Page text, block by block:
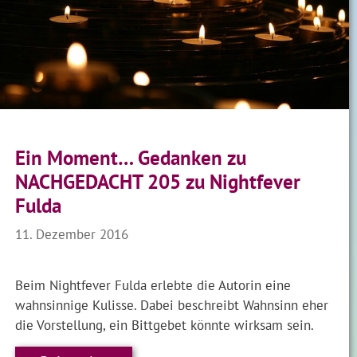
Ein Moment… Gedanken zu
NACHGEDACHT 205 zu Nightfever
Fulda
11. Dezember 2016
Beim Nightfever Fulda erlebte die Autorin eine
wahnsinnige Kulisse. Dabei beschreibt Wahnsinn eher
die Vorstellung, ein Bittgebet könnte wirksam sein.